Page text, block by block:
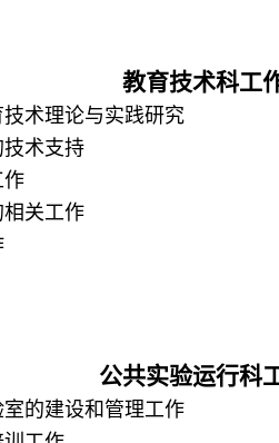
教育技术科工
术理论与实践研究
术支持
作
关工作
公共实验运行科
的建设和管理工作